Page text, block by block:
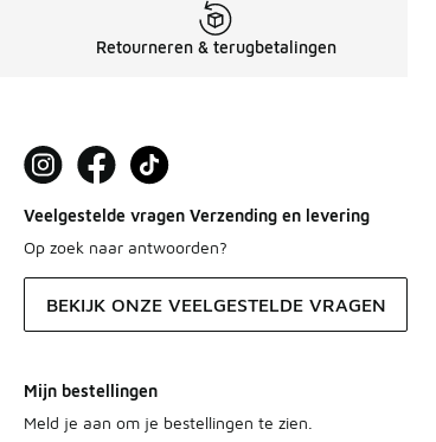
Retourneren & terugbetalingen
Veelgestelde vragen Verzending en levering
Op zoek naar antwoorden?
BEKIJK ONZE VEELGESTELDE VRAGEN
Mijn bestellingen
Meld je aan om je bestellingen te zien.